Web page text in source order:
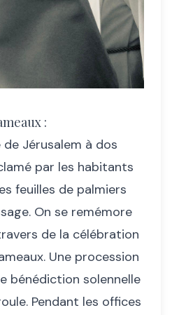
:
Jérusalem à dos
par les habitants
feuilles de palmiers
On se remémore
de la célébration
Une procession
bénédiction solennelle
Pendant les offices